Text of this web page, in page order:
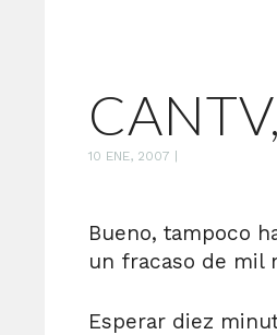
10 ENE, 2007
Bueno, tampoco
un fracaso de mil
Esperar diez